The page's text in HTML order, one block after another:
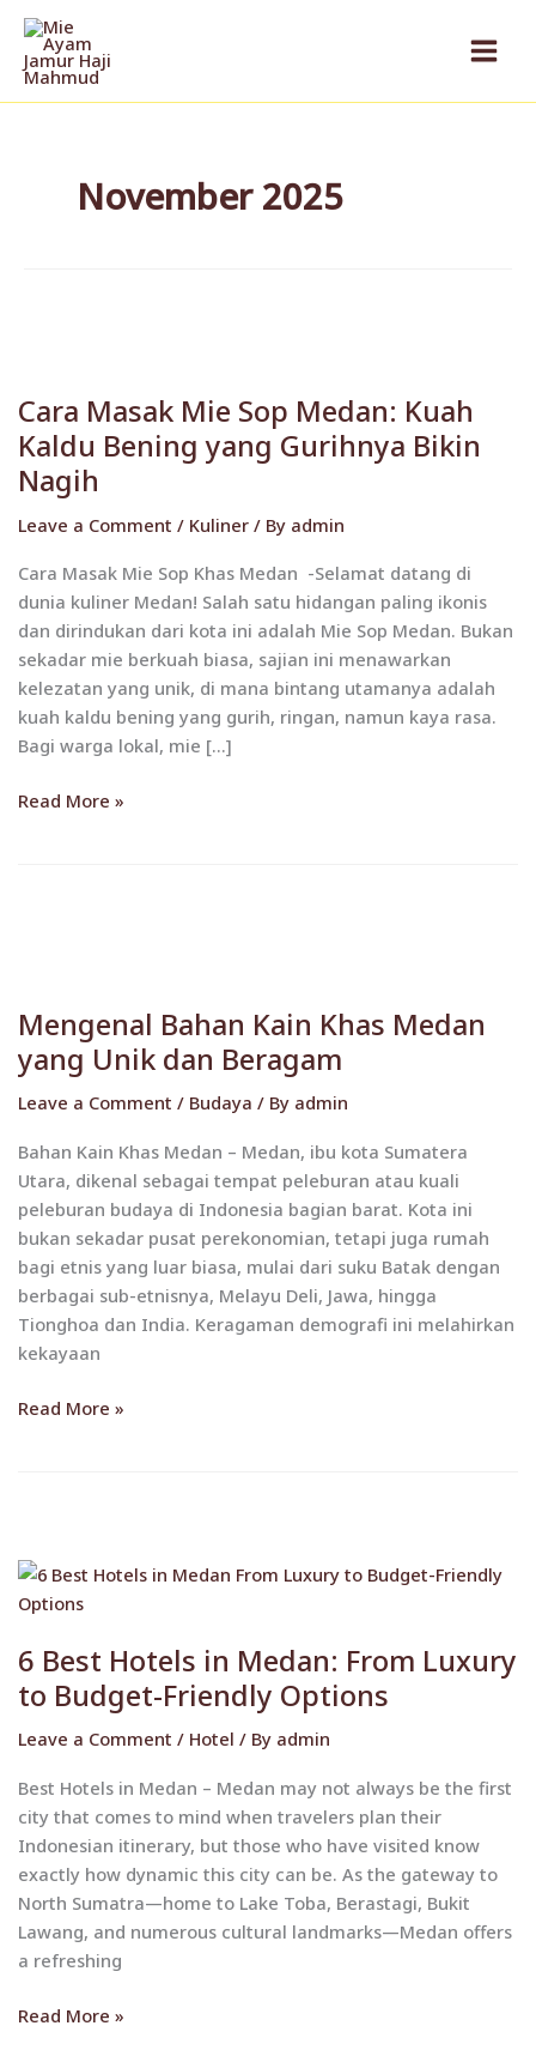
Skip
content
November 2025
Cara Masak Mie Sop Medan: Kuah
Kaldu Bening yang Gurihnya Bikin
Nagih
Leave a Comment / Kuliner/ By admin
Cara Masak Mie Sop Khas Medan -Selamat datang di
dunia kuliner Medan! Salah satu hidangan paling ikonis
dan dirindukan dari kota ini adalah Mie Sop Medan. Bukan
sekadar mie berkuah biasa, sajian ini menawarkan
kelezatan yang unik, di mana bintang utamanya adalah
kuah kaldu bening yang gurih, ringan, namun kaya rasa.
Bagi warga lokal, mie […]
Mie
Sop
Medan:
Kuah
Kaldu
yang
Gurihnya
Bikin
Nagih
Read More »
Mengenal Bahan Kain Khas Medan
yang Unik dan Beragam
Leave a Comment / Budaya / By admin
Bahan Kain Khas Medan – Medan, ibu kota Sumatera
Utara, dikenal sebagai tempat peleburan atau kuali
peleburan budaya di Indonesia bagian barat. Kota ini
bukan sekadar pusat perekonomian, tetapi juga rumah
bagi etnis yang luar biasa, mulai dari suku Batak dengan
berbagai sub-etnisnya, Melayu Deli, Jawa, hingga
Tionghoa dan India. Keragaman demografi ini melahirkan
kekayaan
Kain
Khas
Medan
yang
dan
Beragam
Read More »
6 Best Hotels in Medan: From Luxury
to Budget-Friendly Options
Leave a Comment / Hotel / By admin
Best Hotels in Medan – Medan may not always be the first
city that comes to mind when travelers plan their
Indonesian itinerary, but those who have visited know
exactly how dynamic this city can be. As the gateway to
North Sumatra—home to Lake Toba, Berastagi, Bukit
Lawang, and numerous cultural landmarks—Medan offers
a refreshing
6
Best
in
Medan:
Luxury
Budget-
Friendly
Options
Read More »